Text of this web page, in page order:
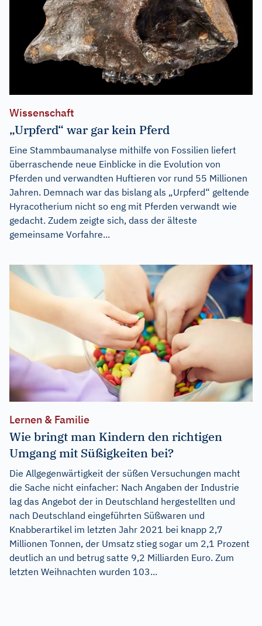
Wissenschaft
„Urpferd“ war gar kein Pferd
Eine Stammbaumanalyse mithilfe von Fossilien liefert
überraschende neue Einblicke in die Evolution von
Pferden und verwandten Huftieren vor rund 55 Millionen
Jahren. Demnach war das bislang als „Urpferd“ geltende
Hyracotherium nicht so eng mit Pferden verwandt wie
gedacht. Zudem zeigte sich, dass der älteste
gemeinsame Vorfahre...
Lernen & Familie
Wie bringt man Kindern den richtigen
Umgang mit Süßigkeiten bei?
Die Allgegenwärtigkeit der süßen Versuchungen macht
die Sache nicht einfacher: Nach Angaben der Industrie
lag das Angebot der in Deutschland hergestellten und
nach Deutschland eingeführten Süßwaren und
Knabberartikel im letzten Jahr 2021 bei knapp 2,7
Millionen Tonnen, der Umsatz stieg sogar um 2,1 Prozent
deutlich an und betrug satte 9,2 Milliarden Euro. Zum
letzten Weihnachten wurden 103...